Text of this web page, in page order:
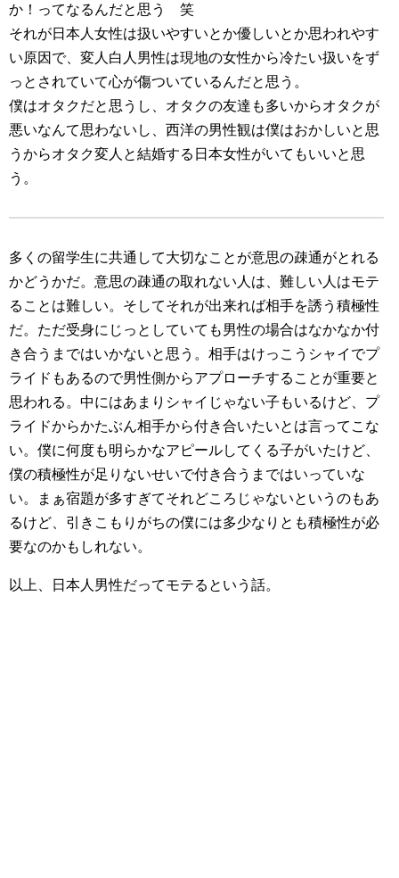
か！ってなるんだと思う 笑
それが日本人女性は扱いやすいとか優しいとか思われやす
い原因で、変人白人男性は現地の女性から冷たい扱いをず
っとされていて心が傷ついているんだと思う。
僕はオタクだと思うし、オタクの友達も多いからオタクが
悪いなんて思わないし、西洋の男性観は僕はおかしいと思
うからオタク変人と結婚する日本女性がいてもいいと思
う。
多くの留学生に共通して大切なことが意思の疎通がとれる
かどうかだ。意思の疎通の取れない人は、難しい人はモテ
ることは難しい。そしてそれが出来れば相手を誘う積極性
だ。ただ受身にじっとしていても男性の場合はなかなか付
き合うまではいかないと思う。相手はけっこうシャイでプ
ライドもあるので男性側からアプローチすることが重要と
思われる。中にはあまりシャイじゃない子もいるけど、プ
ライドからかたぶん相手から付き合いたいとは言ってこな
い。僕に何度も明らかなアピールしてくる子がいたけど、
僕の積極性が足りないせいで付き合うまではいっていな
い。まぁ宿題が多すぎてそれどころじゃないというのもあ
るけど、引きこもりがちの僕には多少なりとも積極性が必
要なのかもしれない。
以上、日本人男性だってモテるという話。